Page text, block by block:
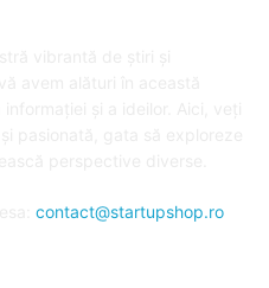
contact@startupshop.ro